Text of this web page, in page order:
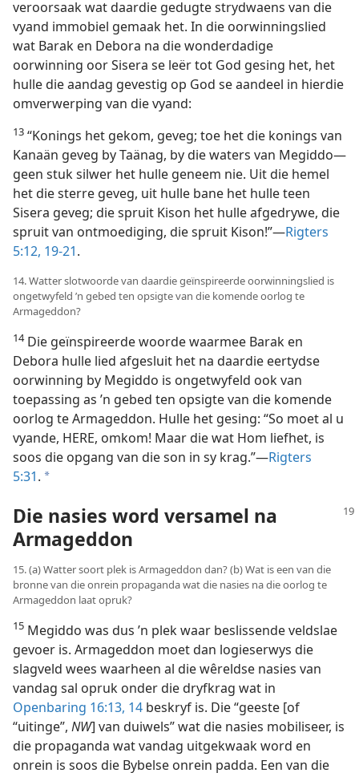
veroorsaak wat daardie gedugte strydwaens van die
vyand immobiel gemaak het. In die oorwinningslied
wat Barak en Debora na die wonderdadige
oorwinning oor Sisera se leër tot God gesing het, het
hulle die aandag gevestig op God se aandeel in hierdie
omverwerping van die vyand:
13 “Konings het gekom, geveg; toe het die konings van
Kanaän geveg by Taänag, by die waters van Megiddo—
geen stuk silwer het hulle geneem nie. Uit die hemel
het die sterre geveg, uit hulle bane het hulle teen
Sisera geveg; die spruit Kison het hulle afgedrywe, die
spruit van ontmoediging, die spruit Kison!”—Rigters
5:12, 19-21.
14. Watter slotwoorde van daardie geïnspireerde oorwinningslied is
ongetwyfeld ’n gebed ten opsigte van die komende oorlog te
Armageddon?
14Die geïnspireerde woorde waarmee Barak en
Debora hulle lied afgesluit het na daardie eertydse
oorwinning by Megiddo is ongetwyfeld ook van
toepassing as ’n gebed ten opsigte van die komende
oorlog te Armageddon. Hulle het gesing: “So moet al u
vyande, HERE, omkom! Maar die wat Hom liefhet, is
soos die opgang van die son in sy krag.”—Rigters
5:31. a
Die nasies word versamel na
Armageddon
15. (a) Watter soort plek is Armageddon dan? (b) Wat is een van die
bronne van die onrein propaganda wat die nasies na die oorlog te
Armageddon laat opruk?
15 Megiddo was dus ’n plek waar beslissende veldslae
gevoer is. Armageddon moet dan logieserwys die
slagveld wees waarheen al die wêreldse nasies van
vandag sal opruk onder die dryfkrag wat in
Openbaring 16:13, 14 beskryf is. Die “geeste [of
“uitinge”, NW] van duiwels” wat die nasies mobiliseer, is
die propaganda wat vandag uitgekwaak word en
onrein is soos die Bybelse onrein padda. Een van die